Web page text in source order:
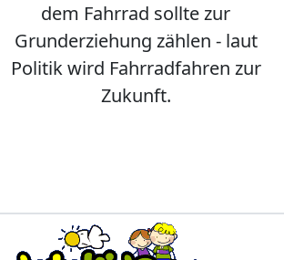
dem Fahrrad sollte zur
Grunderziehung zählen - laut
Politik wird Fahrradfahren zur
Zukunft.